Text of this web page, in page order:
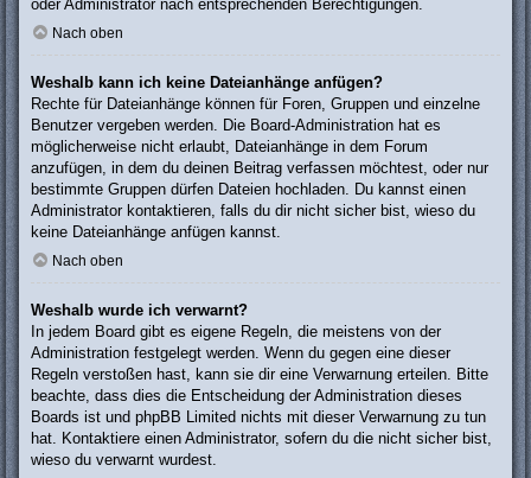
oder Administrator nach entsprechenden Berechtigungen.
Nach oben
Weshalb kann ich keine Dateianhänge anfügen?
Rechte für Dateianhänge können für Foren, Gruppen und einzelne
Benutzer vergeben werden. Die Board-Administration hat es
möglicherweise nicht erlaubt, Dateianhänge in dem Forum
anzufügen, in dem du deinen Beitrag verfassen möchtest, oder nur
bestimmte Gruppen dürfen Dateien hochladen. Du kannst einen
Administrator kontaktieren, falls du dir nicht sicher bist, wieso du
keine Dateianhänge anfügen kannst.
Nach oben
Weshalb wurde ich verwarnt?
In jedem Board gibt es eigene Regeln, die meistens von der
Administration festgelegt werden. Wenn du gegen eine dieser
Regeln verstoßen hast, kann sie dir eine Verwarnung erteilen. Bitte
beachte, dass dies die Entscheidung der Administration dieses
Boards ist und phpBB Limited nichts mit dieser Verwarnung zu tun
hat. Kontaktiere einen Administrator, sofern du die nicht sicher bist,
wieso du verwarnt wurdest.